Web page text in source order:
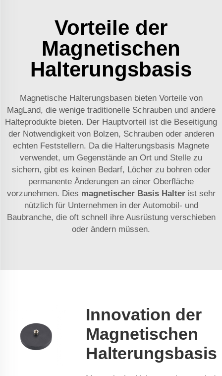
Vorteile der
Magnetischen
Halterungsbasis
Magnetische Halterungsbasen bieten Vorteile von
MagLand, die wenige traditionelle Schrauben und andere
Halteprodukte bieten. Der Hauptvorteil ist die Beseitigung
der Notwendigkeit von Bolzen, Schrauben oder anderen
echten Feststellern. Da die Halterungsbasis Magnete
verwendet, um Gegenstände an Ort und Stelle zu
sichern, gibt es keinen Bedarf, Löcher zu bohren oder
permanente Änderungen an einer Oberfläche
vorzunehmen. Dies magnetischer Basis Halter ist sehr
nützlich für Unternehmen in der Automobil- und
Baubranche, die oft schnell ihre Ausrüstung verschieben
oder ändern müssen.
Innovation der
Magnetischen
Halterungsbasis